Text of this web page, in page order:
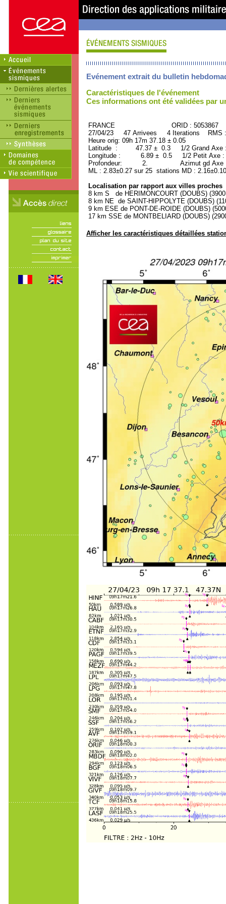
Evénement extrait du bulletin
Caractéristiques de l'événement
Ces informations ont été validées par
FRANCE ORID : 5053867
27/04/23 47 Arrivees 4 Iterations RMS
Heure orig: 09h 17m 37.18 ± 0.05
Latitude : 47.37 ± 0.3 1/2 Grand
Longitude : 6.89 ± 0.5 1/2 Petit Axe
Profondeur: 2. Azimut gd Axe :
ML : 2.83±0.27 sur 25 stations MD :
Localisation par rapport aux villes proches
8 km S de HERIMONCOURT (DOUBS)
8 km NE de SAINT-HIPPOLYTE (DOUBS)
9 km ESE de PONT-DE-ROIDE (DOUBS)
17 km SSE de MONTBELIARD (DOUBS)
Afficher les caractéristiques détaillées